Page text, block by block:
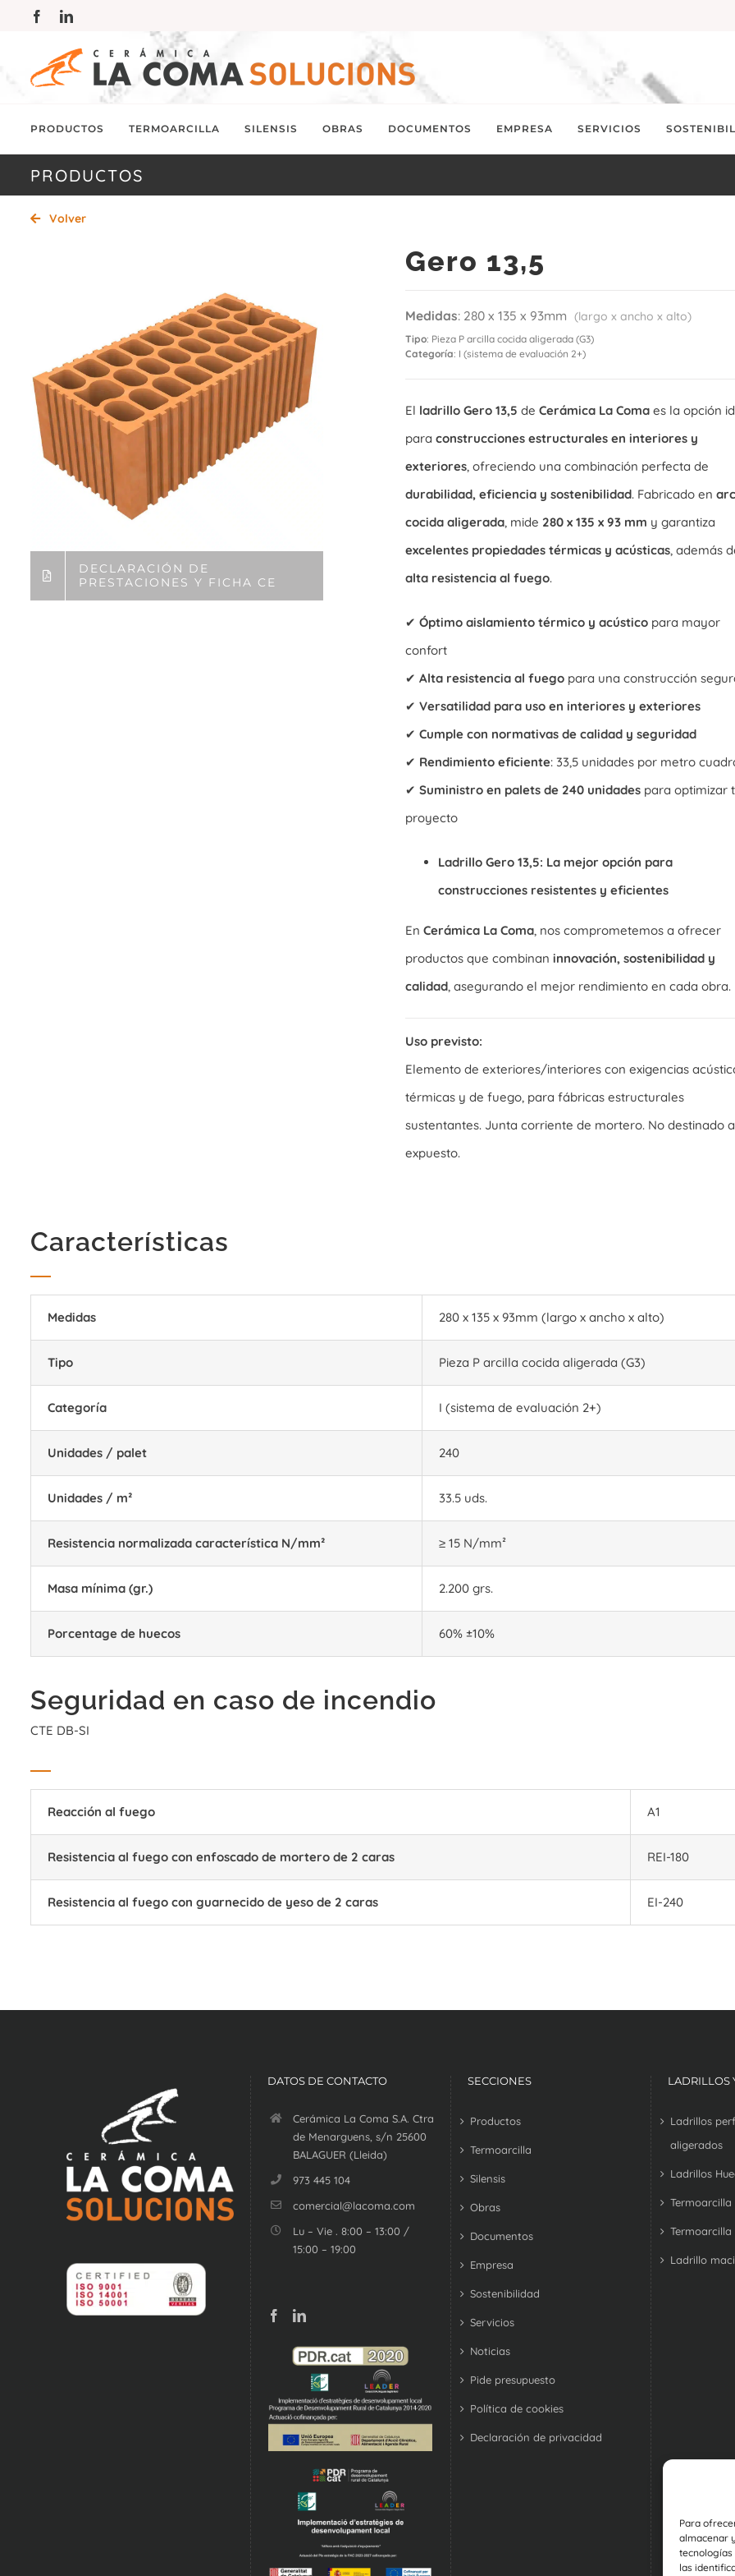
Para
almacenar
tecnologías
las
contenido
FacebookLinkedIn
PRODUCTOS TERMOARCILLA SILENSIS OBRAS DOCUMENTOS EMPRESA SERVICIOS
PRODUCTOS
Volver
DECLARACIÓN DE
PRESTACIONES Y FICHA CE
Gero 13,5
Medidas: 280 x 135 x 93mm (largo x ancho x alto)
Tipo: Pieza P arcilla cocida aligerada (G3)
Categoría: I (sistema de evaluación 2+)
El ladrillo Gero 13,5 de Cerámica La Comaes la opción
para construcciones estructurales en interiores y
exteriores, ofreciendo una combinación perfecta de
durabilidad, eficiencia y sostenibilidad. Fabricado en
cocida aligerada, mide 280 x 135 x 93 mm y garantiza
excelentes propiedades térmicas y acústicas, además
alta resistencia al fuego.
✔ Óptimo aislamiento térmico y acústicopara mayor
confort
✔ Alta resistencia al fuegopara una construcción
✔ Versatilidad para uso en interiores y exteriores
✔ Cumple con normativas de calidad y seguridad
✔ Rendimiento eficiente: 33,5 unidades por metro
✔ Suministro en palets de 240 unidadespara optimizar
proyecto
Ladrillo Gero 13,5: La mejor opción para
construcciones resistentes y eficientes
En Cerámica La Coma, nos comprometemos a ofrecer
productos que combinan innovación, sostenibilidad y
calidad, asegurando el mejor rendimiento en cada obra.
Uso previsto:
Elemento de exteriores/interiores con exigencias
térmicas y de fuego, para fábricas estructurales
sustentantes. Junta corriente de mortero. No destinado
expuesto.
Características
Medidas 280 x 135 x 93mm (largo x ancho x alto)
Tipo Pieza P arcilla cocida aligerada (G3)
Categoría I (sistema de evaluación 2+)
Unidades / palet 240
Unidades / m² 33.5 uds.
Resistencia normalizada característica N/mm² ≥ 15 N/mm²
Masa mínima (gr.) 2.200 grs.
Porcentage de huecos 60% ±10%
Seguridad en caso de incendio
CTE DB-SI
Reacción al fuego A1
Resistencia al fuego con enfoscado de mortero de 2 caras REI-180
Resistencia al fuego con guarnecido de yeso de 2 caras EI-240
DATOS DE CONTACTO
Cerámica La Coma S.A. Ctra
de Menarguens, s/n 25600
BALAGUER (Lleida)
973 445 104
comercial@lacoma.com
Lu – Vie . 8:00 – 13:00 /
15:00 – 19:00
SECCIONES
Productos
Termoarcilla
Silensis
Obras
Documentos
Empresa
Sostenibilidad
Servicios
Noticias
Pide presupuesto
Política de cookies
Declaración de privacidad
LADRILLOS
Ladrillos
aligerados
Ladrillos
Termoarcilla
Termoarcilla
Ladrillo